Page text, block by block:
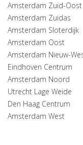
Amsterdam Zuid-Oost
Amsterdam Zuidas
Amsterdam Sloterdijk
Amsterdam Oost
Amsterdam Nieuw-
Eindhoven Centrum
Amsterdam Noord
Utrecht Lage Weide
Den Haag Centrum
Amsterdam West